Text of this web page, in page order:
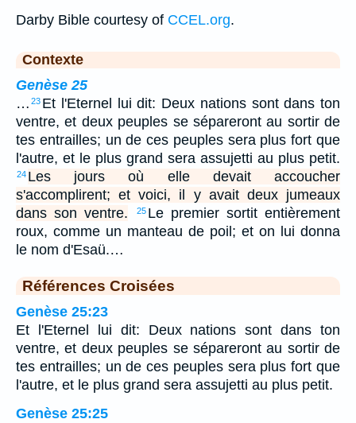
Darby Bible courtesy of CCEL.org.
Contexte
Genèse 25
… 23 Et l'Eternel lui dit: Deux nations sont dans ton
ventre, et deux peuples se sépareront au sortir de
tes entrailles; un de ces peuples sera plus fort que
l'autre, et le plus grand sera assujetti au plus petit.
24 Les jours où elle devait accoucher
s'accomplirent; et voici, il y avait deux jumeaux
dans son ventre.
25 Le premier sortit entièrement
roux, comme un manteau de poil; et on lui donna
le nom d'Esaü.…
Références Croisées
Genèse 25:23
Et l'Eternel lui dit: Deux nations sont dans ton
ventre, et deux peuples se sépareront au sortir de
tes entrailles; un de ces peuples sera plus fort que
l'autre, et le plus grand sera assujetti au plus petit.
Genèse 25:25